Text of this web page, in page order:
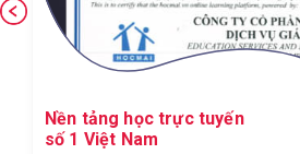
Nền tảng học trực tuyến
số 1 Việt Nam